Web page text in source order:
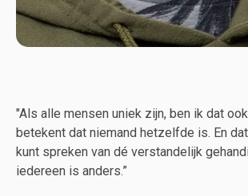
"Als alle mensen uniek zijn, ben ik dat
betekent dat niemand hetzelfde is. En
kunt spreken van dé verstandelijk
iedereen is anders.”